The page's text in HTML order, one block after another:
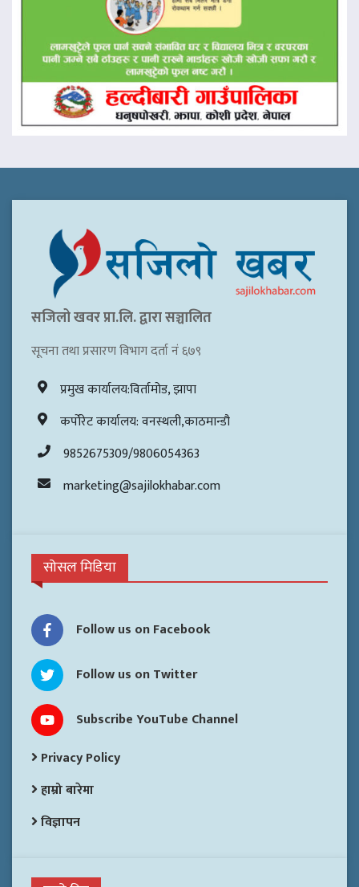
सजिलो खवर प्रा.लि. द्वारा सञ्चालित
सूचना तथा प्रसारण विभाग दर्ता नं ६७९
प्रमुख कार्यालय:विर्तामोड, झापा
कर्पोरेट कार्यालय: वनस्थली,काठमान्डौ
9852675309/9806054363
marketing@sajilokhabar.com
सोसल मिडिया
Follow us on Facebook
Follow us on Twitter
Subscribe YouTube Channel
Privacy Policy
हाम्रो बारेमा
विज्ञापन